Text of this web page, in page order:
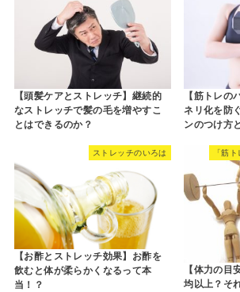
【頭髪ケアとストレッチ】継続的
なストレッチで髪の毛を増やすこ
とはできるのか？
【筋トレの
ネリ化を防
ンのつけ方
ストレッチのいろは
【お酢とストレッチ効果】お酢を
飲むと体が柔らかくなるって本
当！？
「筋
【体力の
均以上？そ